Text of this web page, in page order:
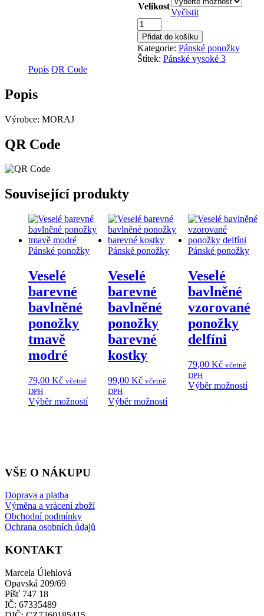
Velikost
Vyčistit
Sada
dvou
párů
pánských
barevných
Přidat do košíku
Kategorie: Pánské ponožky
Štítek: Pánské vysoké 3
Popis QR Code
Popis
Výrobce: MORAJ
QR Code
Související produkty
Pánské ponožky
Veselé
barevné
bavlněné
ponožky
tmavě
modré
79,00 Kč včetně
DPH
Výběr možnostíTento
vybrat
produktu
Pánské ponožky
Veselé
barevné
bavlněné
ponožky
barevné
kostky
99,00Kč včetně
DPH
Výběr možnostíTento
Pánské ponožky
Veselé
bavlněné
vzorované
ponožky
delfíni
79,00 Kč včetně
DPH
Výběr možností
VŠE O NÁKUPU
Doprava a platba
Výměna a vrácení zboží
Obchodní podmínky
Ochrana osobních údajů
KONTAKT
Marcela Úlehlová
Opavská 209/69
Píšť 747 18
IČ: 67335489